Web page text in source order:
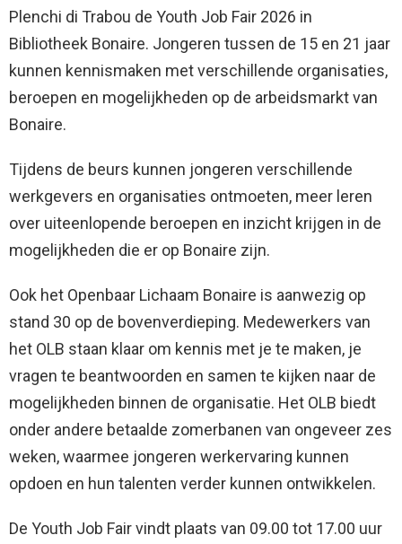
Plenchi di Trabou de Youth Job Fair 2026 in
Bibliotheek Bonaire. Jongeren tussen de 15 en 21 jaar
kunnen kennismaken met verschillende organisaties,
beroepen en mogelijkheden op de arbeidsmarkt van
Bonaire.
Tijdens de beurs kunnen jongeren verschillende
werkgevers en organisaties ontmoeten, meer leren
over uiteenlopende beroepen en inzicht krijgen in de
mogelijkheden die er op Bonaire zijn.
Ook het Openbaar Lichaam Bonaire is aanwezig op
stand 30 op de bovenverdieping. Medewerkers van
het OLB staan klaar om kennis met je te maken, je
vragen te beantwoorden en samen te kijken naar de
mogelijkheden binnen de organisatie. Het OLB biedt
onder andere betaalde zomerbanen van ongeveer zes
weken, waarmee jongeren werkervaring kunnen
opdoen en hun talenten verder kunnen ontwikkelen.
De Youth Job Fair vindt plaats van 09.00 tot 17.00 uur